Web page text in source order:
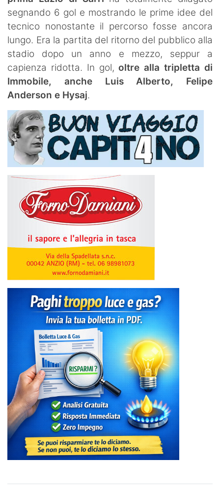
segnando 6 gol e mostrando le prime idee del
tecnico nonostante il percorso fosse ancora
lungo. Era la partita del ritorno del pubblico alla
stadio dopo un anno e mezzo, seppur a
capienza ridotta. In gol,oltre alla tripletta di
Immobile, anche Luis Alberto, Felipe
Anderson e Hysaj.